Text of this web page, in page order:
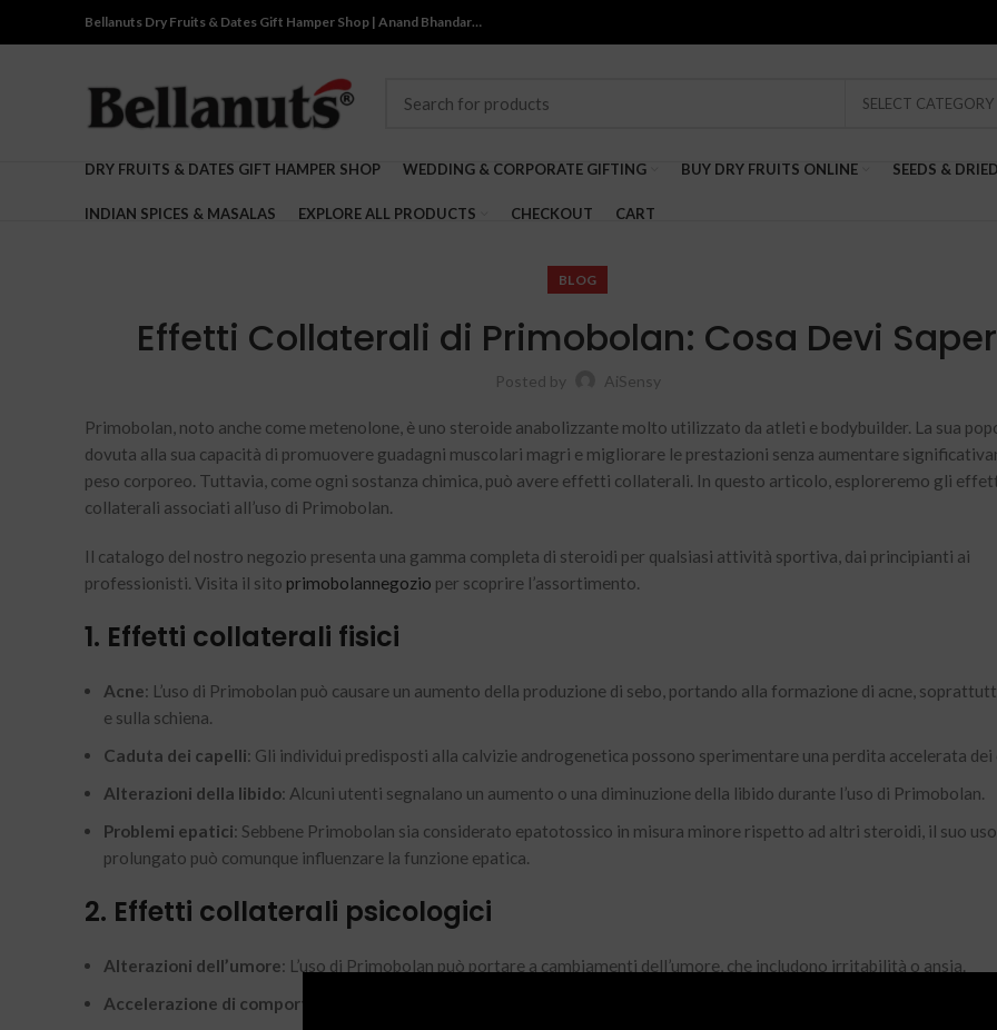
Bellanuts Dry Fruits & Dates Gift Hamper Shop | Anand Bhandar…
SELECT CATEGORY
DRY FRUITS & DATES GIFT HAMPER SHOP WEDDING & CORPORATE GIFTING BUY DRY FRUITS ONLINE SEEDS &
INDIAN SPICES & MASALAS EXPLORE ALL PRODUCTS CHECKOUT CART
BLOG
Effetti Collaterali di Primobolan: Cosa Devi
Posted by AiSensy
Primobolan, noto anche come metenolone, è uno steroide anabolizzante molto utilizzato da atleti e bodybuilder. La sua
dovuta alla sua capacità di promuovere guadagni muscolari magri e migliorare le prestazioni senza aumentare
peso corporeo. Tuttavia, come ogni sostanza chimica, può avere effetti collaterali. In questo articolo, esploreremo gli
collaterali associati all’uso di Primobolan.
Il catalogo del nostro negozio presenta una gamma completa di steroidi per qualsiasi attività sportiva, dai principianti ai
professionisti. Visita il sito primobolannegozio per scoprire l’assortimento.
1. Effetti collaterali fisici
Acne: L’uso di Primobolan può causare un aumento della produzione di sebo, portando alla formazione di acne,
e sulla schiena.
Caduta dei capelli: Gli individui predisposti alla calvizie androgenetica possono sperimentare una perdita accelerata dei
Alterazioni della libido: Alcuni utenti segnalano un aumento o una diminuzione della libido durante l’uso di Primobolan.
Problemi epatici: Sebbene Primobolan sia considerato epatotossico in misura minore rispetto ad altri steroidi, il suo uso
prolungato può comunque influenzare la funzione epatica.
2. Effetti collaterali psicologici
Alterazioni dell’umore: L’uso di Primobolan può portare a cambiamenti dell’umore, che includono irritabilità o ansia.
Accelerazione di comportamenti impulsivi